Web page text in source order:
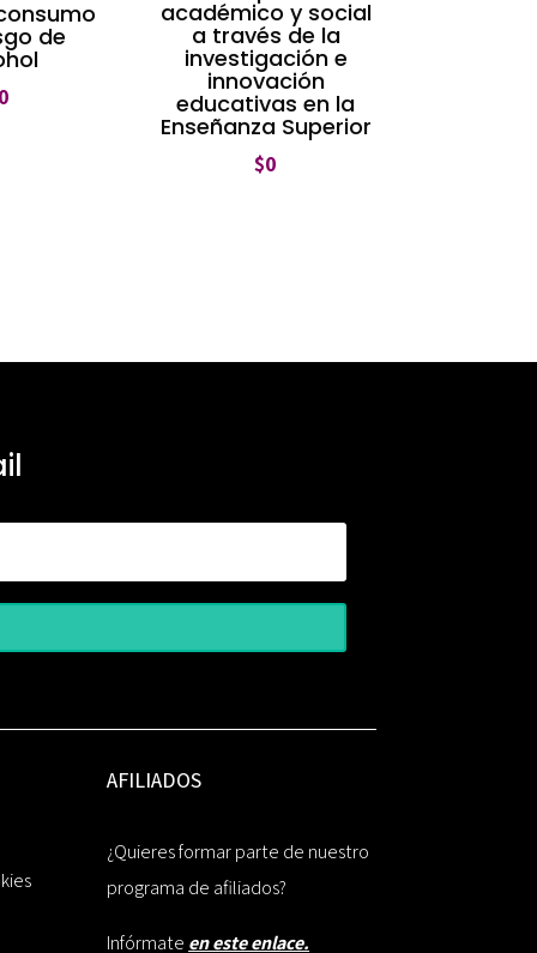
de
0
académico y social
a través de la
investigación e
innovación
educativas en la
Enseñanza Superior
$0
AFILIADOS
¿Quieres formar parte de nuestro
programa de afiliados?
Infórmate en este enlace.